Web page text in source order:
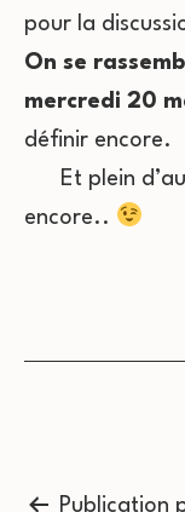
pour la
On se
mercredi 20
définir encore.
Et plein
encore..
Publication